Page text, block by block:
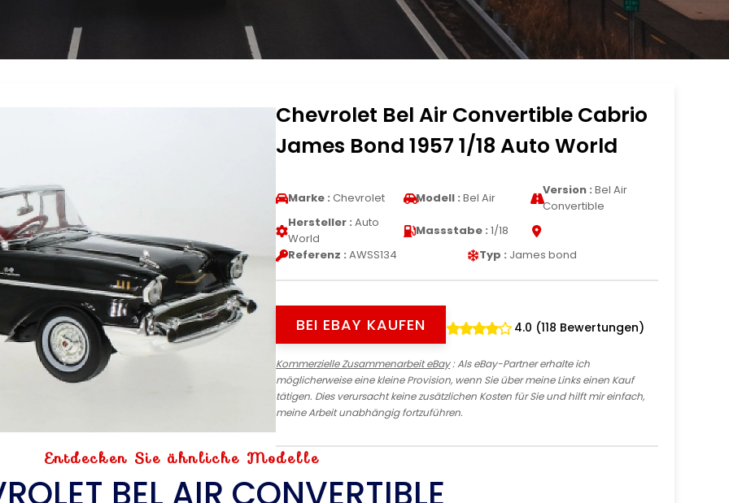
Chevrolet Bel Air Convertible Cabrio
James Bond 1957 1/18 Auto World
Marke : Chevrolet Modell : Bel Air
Version : Bel Air
Convertible
Hersteller : Auto
World
Massstabe : 1/18
Referenz : AWSS134 Typ : James bond
BEI EBAY KAUFEN 4.0 (118 Bewertungen)
Kommerzielle Zusammenarbeit eBay: Als eBay-Partner erhalte ich
möglicherweise eine kleine Provision, wenn Sie über meine Links einen Kauf
tätigen. Dies verursacht keine zusätzlichen Kosten für Sie und hilft mir einfach,
meine Arbeit unabhängig fortzuführen.
Entdecken Sie ähnliche Modelle